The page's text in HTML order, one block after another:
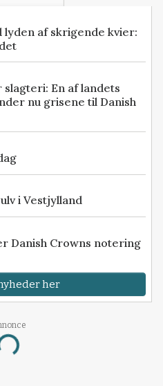
lyden af skrigende kvier:
En af landets
nu grisene til Danish
i Vestjylland
Danish Crowns notering
her
Loading...